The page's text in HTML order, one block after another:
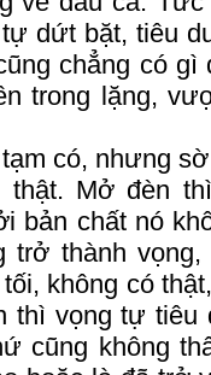
dứt bặt, tiêu
chẳng có
trong lặng,
có, nhưng
thật. Mở đèn
bản chất nó
trở thành
không có
thì vọng tự
cũng không